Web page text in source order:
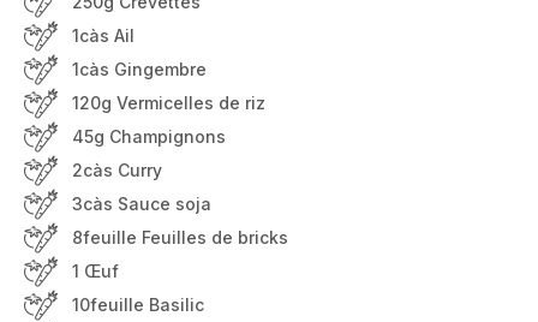
1càs Ail
1càs Gingembre
120g Vermicelles de riz
45g Champignons
2càs Curry
3càs Sauce soja
8feuille Feuilles de bricks
1 Œuf
10feuille Basilic